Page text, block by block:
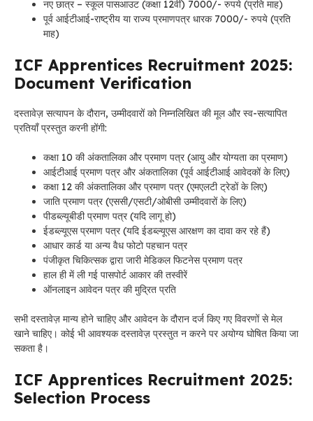
नए छात्र – स्कूल पासआउट (कक्षा 12वीं) 7000/- रुपये (प्रति माह)
पूर्व आईटीआई-राष्ट्रीय या राज्य प्रमाणपत्र धारक 7000/- रुपये (प्रति
माह)
ICF Apprentices Recruitment 2025:
Document Verification
दस्तावेज़ सत्यापन के दौरान, उम्मीदवारों को निम्नलिखित की मूल और स्व-सत्यापित
प्रतियाँ प्रस्तुत करनी होंगी:
कक्षा 10 की अंकतालिका और प्रमाण पत्र (आयु और योग्यता का प्रमाण)
आईटीआई प्रमाण पत्र और अंकतालिका (पूर्व आईटीआई आवेदकों के लिए)
कक्षा 12 की अंकतालिका और प्रमाण पत्र (एमएलटी ट्रेडों के लिए)
जाति प्रमाण पत्र (एससी/एसटी/ओबीसी उम्मीदवारों के लिए)
पीडब्ल्यूबीडी प्रमाण पत्र (यदि लागू हो)
ईडब्ल्यूएस प्रमाण पत्र (यदि ईडब्ल्यूएस आरक्षण का दावा कर रहे हैं)
आधार कार्ड या अन्य वैध फोटो पहचान पत्र
पंजीकृत चिकित्सक द्वारा जारी मेडिकल फिटनेस प्रमाण पत्र
हाल ही में ली गई पासपोर्ट आकार की तस्वीरें
ऑनलाइन आवेदन पत्र की मुद्रित प्रति
सभी दस्तावेज़ मान्य होने चाहिए और आवेदन के दौरान दर्ज किए गए विवरणों से मेल
खाने चाहिए। कोई भी आवश्यक दस्तावेज़ प्रस्तुत न करने पर अयोग्य घोषित किया जा
सकता है।
ICF Apprentices Recruitment 2025:
Selection Process